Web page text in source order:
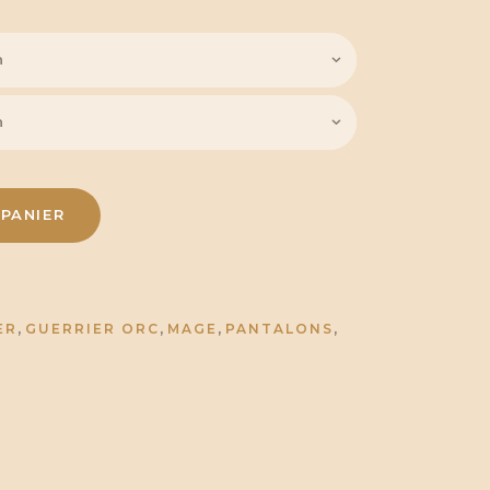
, GUERRIER ORC , MAGE , PANTALONS ,